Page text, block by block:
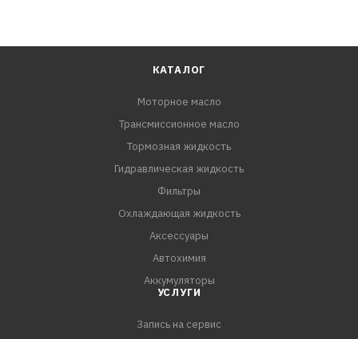
КАТАЛОГ
Моторное масло
Трансмиссионное масло
Тормозная жидкость
Гидравлическая жидкость
Фильтры
Охлаждающая жидкость
Аксессуары
Автохимия
Аккумуляторы
УСЛУГИ
Запись на сервис